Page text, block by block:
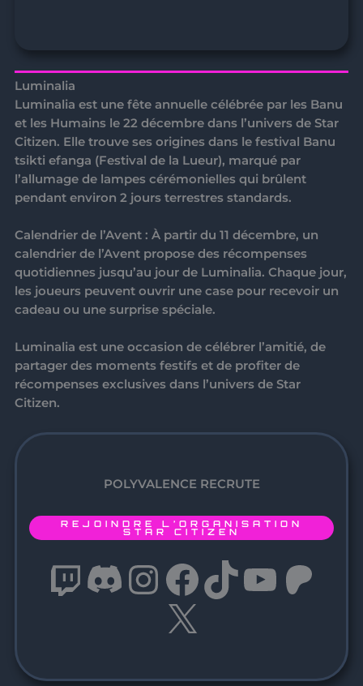
Luminalia
Luminalia est une fête annuelle célébrée par les Banu
et les Humains le 22 décembredans l’univers de Star
Citizen. Elle trouve ses origines dans le festival Banu
tsikti efanga (Festival de la Lueur), marqué par
l’allumage de lampes cérémonielles qui brûlent
pendant environ 2 jours terrestres standards.
Calendrier de l’Avent: À partir du 11 décembre, un
calendrier de l’Avent propose des récompenses
quotidiennes jusqu’au jour de Luminalia. Chaque jour,
les joueurs peuvent ouvrir une case pour recevoir un
cadeau ou une surprise spéciale.
Luminalia est une occasion de célébrer l’amitié, de
partager des moments festifs et de profiter de
récompenses exclusives dans l’univers de Star
Citizen.
POLYVALENCE RECRUTE
REJOINDRE L’ORGANISATION
STAR CITIZEN
Twitch
Discord
Instagram
Facebook
TikTok
X